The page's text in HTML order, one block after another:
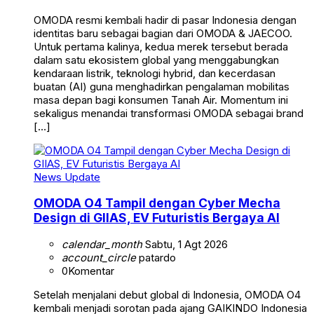
OMODA resmi kembali hadir di pasar Indonesia dengan
identitas baru sebagai bagian dari OMODA & JAECOO.
Untuk pertama kalinya, kedua merek tersebut berada
dalam satu ekosistem global yang menggabungkan
kendaraan listrik, teknologi hybrid, dan kecerdasan
buatan (AI) guna menghadirkan pengalaman mobilitas
masa depan bagi konsumen Tanah Air. Momentum ini
sekaligus menandai transformasi OMODA sebagai brand
[…]
News Update
OMODA O4 Tampil dengan Cyber Mecha
Design di GIIAS, EV Futuristis Bergaya AI
calendar_monthSabtu, 1 Agt 2026
account_circlepatardo
0Komentar
Setelah menjalani debut global di Indonesia, OMODA O4
kembali menjadi sorotan pada ajang GAIKINDO Indonesia